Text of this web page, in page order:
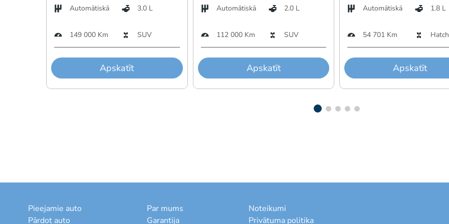
Automātiskā 3.0 L
149 000 Km SUV
Apskatīt
Automātiskā 2.0 L
112 000 Km SUV
Apskatīt
Automātiskā 1.8 L
54 701 Km
Apskatīt
Pieejamie auto
Pārdot auto
Par mums
Garantija
Noteikumi
Privātuma politika